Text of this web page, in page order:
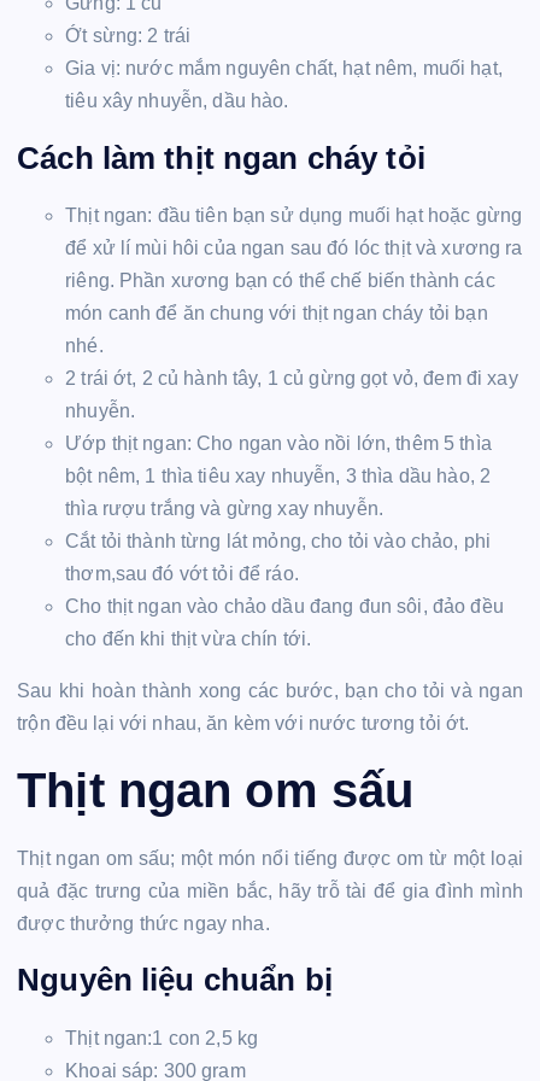
Ớt sừng: 2 trái
Gia vị: nước mắm nguyên chất, hạt nêm, muối hạt,
tiêu xây nhuyễn, dầu hào.
Cách làm thịt ngan cháy tỏi
Thịt ngan: đầu tiên bạn sử dụng muối hạt hoặc gừng
để xử lí mùi hôi của ngan sau đó lóc thịt và xương ra
riêng. Phần xương bạn có thể chế biến thành các
món canh để ăn chung với thịt ngan cháy tỏi bạn
nhé.
2 trái ớt, 2 củ hành tây, 1 củ gừng gọt vỏ, đem đi xay
nhuyễn.
Ướp thịt ngan: Cho ngan vào nồi lớn, thêm 5 thìa
bột nêm, 1 thìa tiêu xay nhuyễn, 3 thìa dầu hào, 2
thìa rượu trắng và gừng xay nhuyễn.
Cắt tỏi thành từng lát mỏng, cho tỏi vào chảo, phi
thơm,sau đó vớt tỏi để ráo.
Cho thịt ngan vào chảo dầu đang đun sôi, đảo đều
cho đến khi thịt vừa chín tới.
Sau khi hoàn thành xong các bước, bạn cho tỏi và ngan
trộn đều lại với nhau, ăn kèm với nước tương tỏi ớt.
Thịt ngan om sấu
Thịt ngan om sấu; một món nổi tiếng được om từ một loại
quả đặc trưng của miền bắc, hãy trỗ tài để gia đình mình
được thưởng thức ngay nha.
Nguyên liệu chuẩn bị
Thịt ngan:1 con 2,5 kg
Khoai sáp: 300 gram